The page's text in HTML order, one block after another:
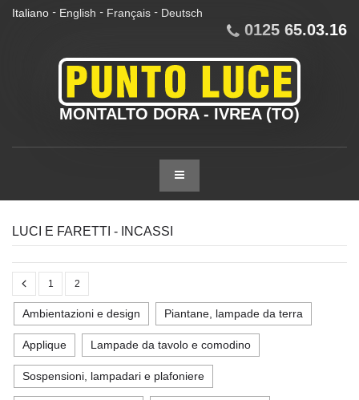
Italiano - English - Français - Deutsch
0125 65.03.16
MONTALTO DORA - IVREA (TO)
LUCI E FARETTI - INCASSI
1 2
Ambientazioni e design Piantane, lampade da terra
Applique Lampade da tavolo e comodino
Sospensioni, lampadari e plafoniere